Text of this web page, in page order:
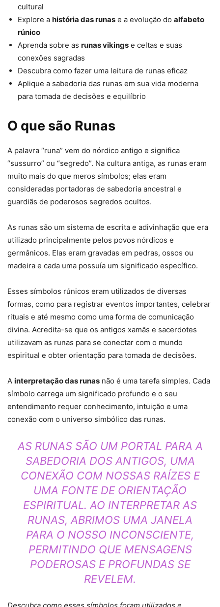
cultural
Explore a história das runas e a evolução do alfabeto
rúnico
Aprenda sobre as runas vikings e celtas e suas
conexões sagradas
Descubra como fazer uma leitura de runas eficaz
Aplique a sabedoria das runas em sua vida moderna
para tomada de decisões e equilíbrio
O que são Runas
A palavra “runa” vem do nórdico antigo e significa
“sussurro” ou “segredo”. Na cultura antiga, as runas eram
muito mais do que meros símbolos; elas eram
consideradas portadoras de sabedoria ancestral e
guardiãs de poderosos segredos ocultos.
As runas são um sistema de escrita e adivinhação que era
utilizado principalmente pelos povos nórdicos e
germânicos. Elas eram gravadas em pedras, ossos ou
madeira e cada uma possuía um significado específico.
Esses símbolos rúnicos eram utilizados de diversas
formas, como para registrar eventos importantes, celebrar
rituais e até mesmo como uma forma de comunicação
divina. Acredita-se que os antigos xamãs e sacerdotes
utilizavam as runas para se conectar com o mundo
espiritual e obter orientação para tomada de decisões.
A interpretação das runas não é uma tarefa simples. Cada
símbolo carrega um significado profundo e o seu
entendimento requer conhecimento, intuição e uma
conexão com o universo simbólico das runas.
AS RUNAS SÃO UM PORTAL PARA A
SABEDORIA DOS ANTIGOS, UMA
CONEXÃO COM NOSSAS RAÍZES E
UMA FONTE DE ORIENTAÇÃO
ESPIRITUAL. AO INTERPRETAR AS
RUNAS, ABRIMOS UMA JANELA
PARA O NOSSO INCONSCIENTE,
PERMITINDO QUE MENSAGENS
PODEROSAS E PROFUNDAS SE
REVELEM.